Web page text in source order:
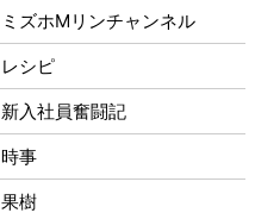
ミズホMリンチャンネル
レシピ
新入社員奮闘記
時事
果樹